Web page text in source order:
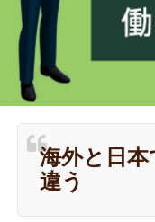
海外と日
違う